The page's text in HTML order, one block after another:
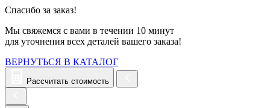
Спасибо за заказ!
Мы свяжемся с вами в течении 10 минут
для уточнения всех деталей вашего заказа!
ВЕРНУТЬСЯ В КАТАЛОГ
Рассчитать стоимость